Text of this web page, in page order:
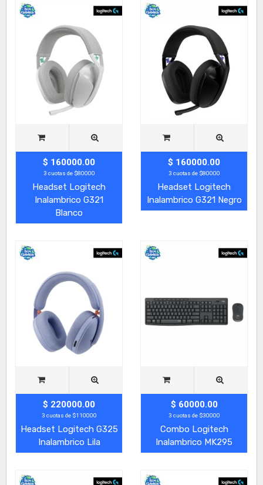
$ 160000.00
3 cuotas de $80000
Headset Logitech
Inalambrico G321
Blanco
$ 160000.00
3 cuotas de $80000
Headset Logitech
Inalambrico G321 Negro
$ 220000.00
3 cuotas de $110000
Headset Logitech G325
Inalambrico Lila
$ 60000.00
3 cuotas de $30000
Combo Logitech
Inalambrico MK295